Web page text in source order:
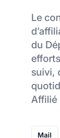
Le
du
suivi,
Affilié
Mail